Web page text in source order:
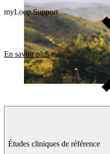
myLoop Support
En savoir plus
Études cliniques de référence